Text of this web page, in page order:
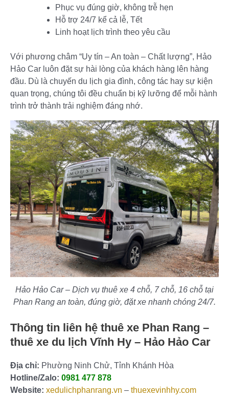
Phục vụ đúng giờ, không trễ hẹn
Hỗ trợ 24/7 kể cả lễ, Tết
Linh hoạt lịch trình theo yêu cầu
Với phương châm “Uy tín – An toàn – Chất lượng”, Hảo
Hảo Car luôn đặt sự hài lòng của khách hàng lên hàng
đầu. Dù là chuyến du lịch gia đình, công tác hay sự kiện
quan trọng, chúng tôi đều chuẩn bị kỹ lưỡng để mỗi hành
trình trở thành trải nghiệm đáng nhớ.
Hảo Hảo Car – Dịch vụ thuê xe 4 chỗ, 7 chỗ, 16 chỗ tại
Phan Rang an toàn, đúng giờ, đặt xe nhanh chóng 24/7.
Thông tin liên hệ thuê xe Phan Rang –
thuê xe du lịch Vĩnh Hy – Hảo Hảo Car
Địa chỉ: Phường Ninh Chử, Tỉnh Khánh Hòa
Hotline/Zalo: 0981 477 878
Website: xedulichphanrang.vn – thuexevinhhy.com